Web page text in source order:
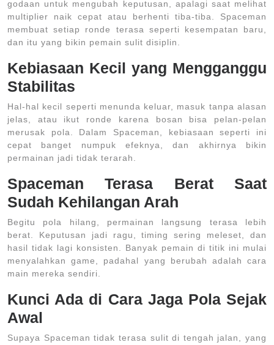
godaan untuk mengubah keputusan, apalagi saat melihat
multiplier naik cepat atau berhenti tiba-tiba. Spaceman
membuat setiap ronde terasa seperti kesempatan baru,
dan itu yang bikin pemain sulit disiplin.
Kebiasaan Kecil yang Mengganggu
Stabilitas
Hal-hal kecil seperti menunda keluar, masuk tanpa alasan
jelas, atau ikut ronde karena bosan bisa pelan-pelan
merusak pola. Dalam Spaceman, kebiasaan seperti ini
cepat banget numpuk efeknya, dan akhirnya bikin
permainan jadi tidak terarah.
Spaceman Terasa Berat Saat
Sudah Kehilangan Arah
Begitu pola hilang, permainan langsung terasa lebih
berat. Keputusan jadi ragu, timing sering meleset, dan
hasil tidak lagi konsisten. Banyak pemain di titik ini mulai
menyalahkan game, padahal yang berubah adalah cara
main mereka sendiri.
Kunci Ada di Cara Jaga Pola Sejak
Awal
Supaya Spaceman tidak terasa sulit di tengah jalan, yang